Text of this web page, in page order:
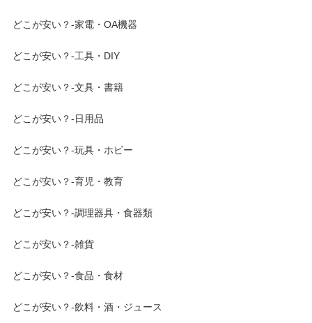
どこが安い？-家電・OA機器
どこが安い？-工具・DIY
どこが安い？-文具・書籍
どこが安い？-日用品
どこが安い？-玩具・ホビー
どこが安い？-育児・教育
どこが安い？-調理器具・食器類
どこが安い？-雑貨
どこが安い？-食品・食材
どこが安い？-飲料・酒・ジュース